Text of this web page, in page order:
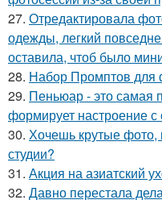
27. Отредактировала
одежды, легкий
оставила, чтоб было
28. Набор Промптов для
29. Пеньюар - это самая
формирует настроение с
30. Хочешь крутые фото,
студии?
31. Акция на азиатский
32. Давно перестала